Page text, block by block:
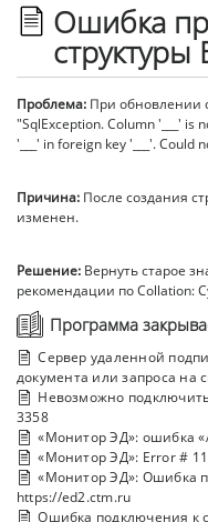
Ошибка
структуры
Проблема: При обновлении
"SqlException. Column '___'
'___' in foreign key '___'.
Причина: После создания
изменен.
Решение: Вернуть старое
рекомендации по Collation:
Программа
Сервер удаленной
документа или запроса на
Невозможно
3358
«Монитор ЭД»: ошибка
«Монитор ЭД»: Error #
«Монитор ЭД»: Ошибка
https://ed2.ctm.ru
Ошибка подключения к